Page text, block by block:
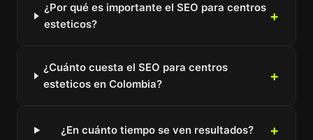
¿Por qué es importante el SEO para centros
esteticos?
¿Cuánto cuesta el SEO para centros
esteticos en Colombia?
¿En cuánto tiempo se ven resultados?